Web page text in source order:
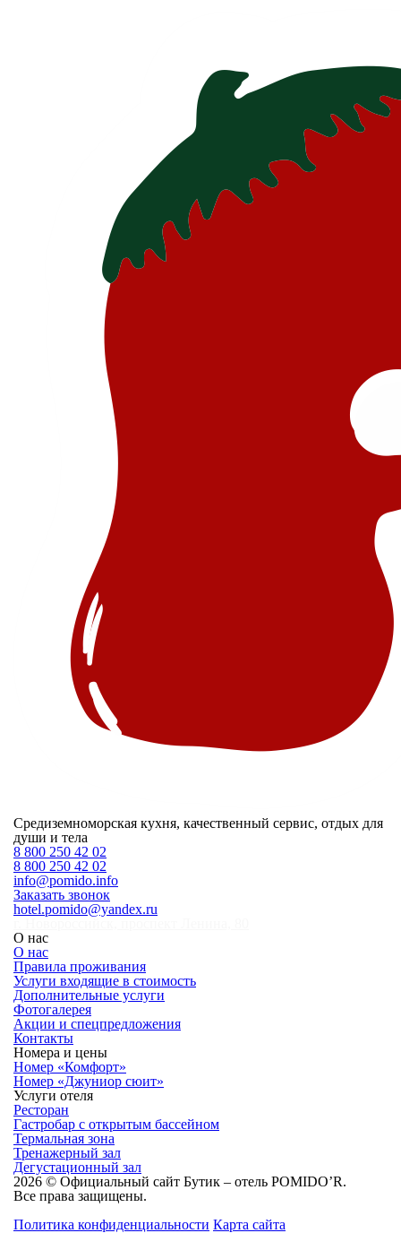
Средиземноморская кухня, качественный сервис, отдых для
души и тела
8 800 250 42 02
8 800 250 42 02
info@pomido.info
Заказать звонок
hotel.pomido@yandex.ru
О нас
О нас
Правила проживания
Услуги входящие в стоимость
Дополнительные услуги
Фотогалерея
Акции и спецпредложения
Контакты
Номера и цены
Номер «Комфорт»
Номер «Джуниор сюит»
Услуги отеля
Ресторан
Гастробар с открытым бассейном
Термальная зона
Тренажерный зал
Дегустационный зал
2026 © Официальный сайт Бутик – отель POMIDO’R.
Все права защищены.
Политика конфиденциальности Карта сайта